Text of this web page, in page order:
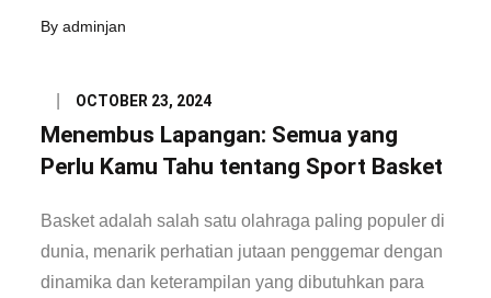
Byadminjan
Posted
on
OCTOBER 23, 2024
Menembus Lapangan: Semua yang
Perlu Kamu Tahu tentang Sport Basket
Basket adalah salah satu olahraga paling populer di
dunia, menarik perhatian jutaan penggemar dengan
dinamika dan keterampilan yang dibutuhkan para